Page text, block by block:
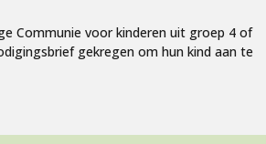
Communie voor kinderen uit groep 4 of
gekregen om hun kind aan te